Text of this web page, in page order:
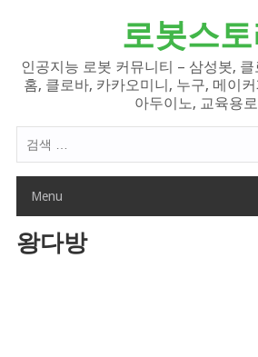
로봇스토
인공지능 로봇 커뮤니티 – 삼성봇,
홈, 클로바, 카카오미니, 누구, 메이
아두이노, 교육용
색
Menu
왕다방